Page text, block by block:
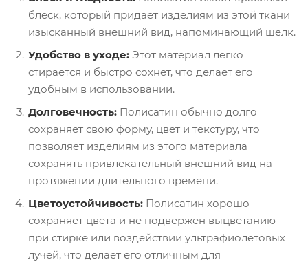
блеск, который придает изделиям из этой ткани
изысканный внешний вид, напоминающий шелк.
Удобство в уходе: Этот материал легко
стирается и быстро сохнет, что делает его
удобным в использовании.
Долговечность: Полисатин обычно долго
сохраняет свою форму, цвет и текстуру, что
позволяет изделиям из этого материала
сохранять привлекательный внешний вид на
протяжении длительного времени.
Цветоустойчивость: Полисатин хорошо
сохраняет цвета и не подвержен выцветанию
при стирке или воздействии ультрафиолетовых
лучей, что делает его отличным для